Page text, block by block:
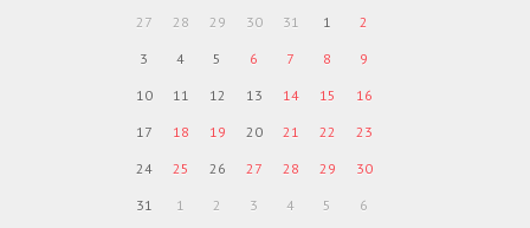
27 28 29 30 31 1 2
3 4 5 6 7 8 9
10 11 12 13 14 15 16
17 18 19 20 21 22 23
24 25 26 27 28 29 30
31 1 2 3 4 5 6